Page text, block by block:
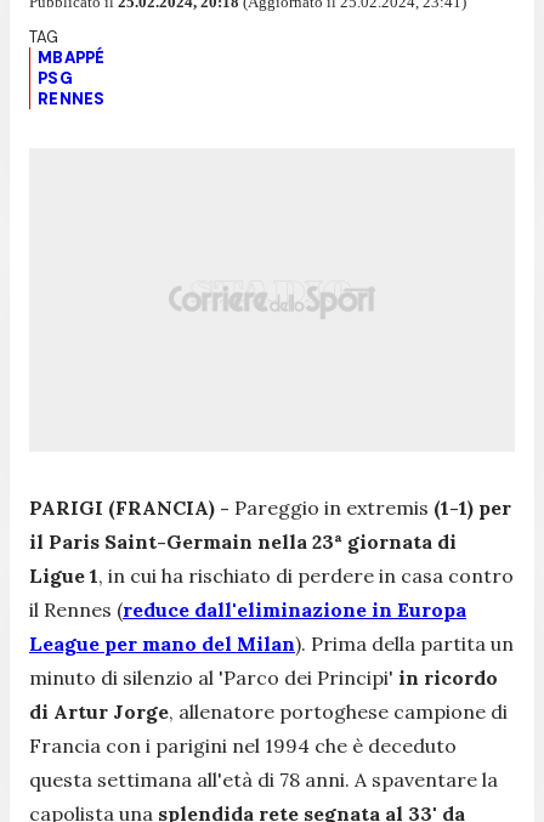
MBAPPÉ
PSG
RENNES
PARIGI (FRANCIA) - Pareggio in extremis (1-1) per
il Paris Saint-Germain nella 23ª giornata di
Ligue 1, in cui ha rischiato di perdere in casa contro
il Rennes (reduce dall'eliminazione in Europa
League per mano del Milan). Prima della partita un
minuto di silenzio al 'Parco dei Principi' in ricordo
di Artur Jorge, allenatore portoghese campione di
Francia con i parigini nel 1994 che è deceduto
questa settimana all'età di 78 anni. A spaventare la
capolista una splendida rete segnata al 33' da